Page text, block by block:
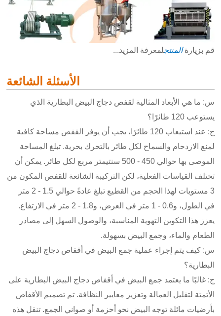
قم بزيارةالمنتجلمعرفة المزيد...
الأسئلة الشائعة
س: ما هي الأبعاد المثالية لقفص دجاج البيض البطارية الذي
يستوعب 120 طائرًا؟
ج: عند استيعاب 120 طائرًا، يجب أن يوفر القفص مساحة كافية
لمنع الازدحام والسماح لكل طائر بالتحرك بحرية. تبلغ المساحة
الموصى بها حوالي 450 - 500 سنتيمتر مربع لكل طائر. يمكن أن
تختلف القياسات الفعلية، لكن التركيبة الشائعة للقفص المكون من
3 مستويات لهذا الحجم من القطيع تبلغ عادةً حوالي 1.5 - 2 متر
في الطول، و0.6 - 1 متر في العرض، و1.8 - 2 متر في الارتفاع.
يعزز هذا التكوين التهوية المناسبة، والوصول السهل إلى مصادر
الطعام والماء، وجمع البيض بسهولة.
س: كيف يتم إجراء عملية جمع البيض في أقفاص دجاج البيض
البطارية؟
ج: غالبًا ما يعتمد جمع البيض في أقفاص دجاج البيض البطارية على
الأتمتة لتقليل العمالة وتعزيز معايير النظافة. تم تصميم الأقفاص
بأرضيات مائلة توجه البيض نحو أحزمة أو صواني الجمع. تنقل هذه